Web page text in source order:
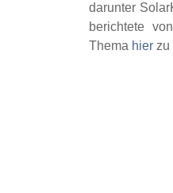
darunter
berichtete
Thema hier zu